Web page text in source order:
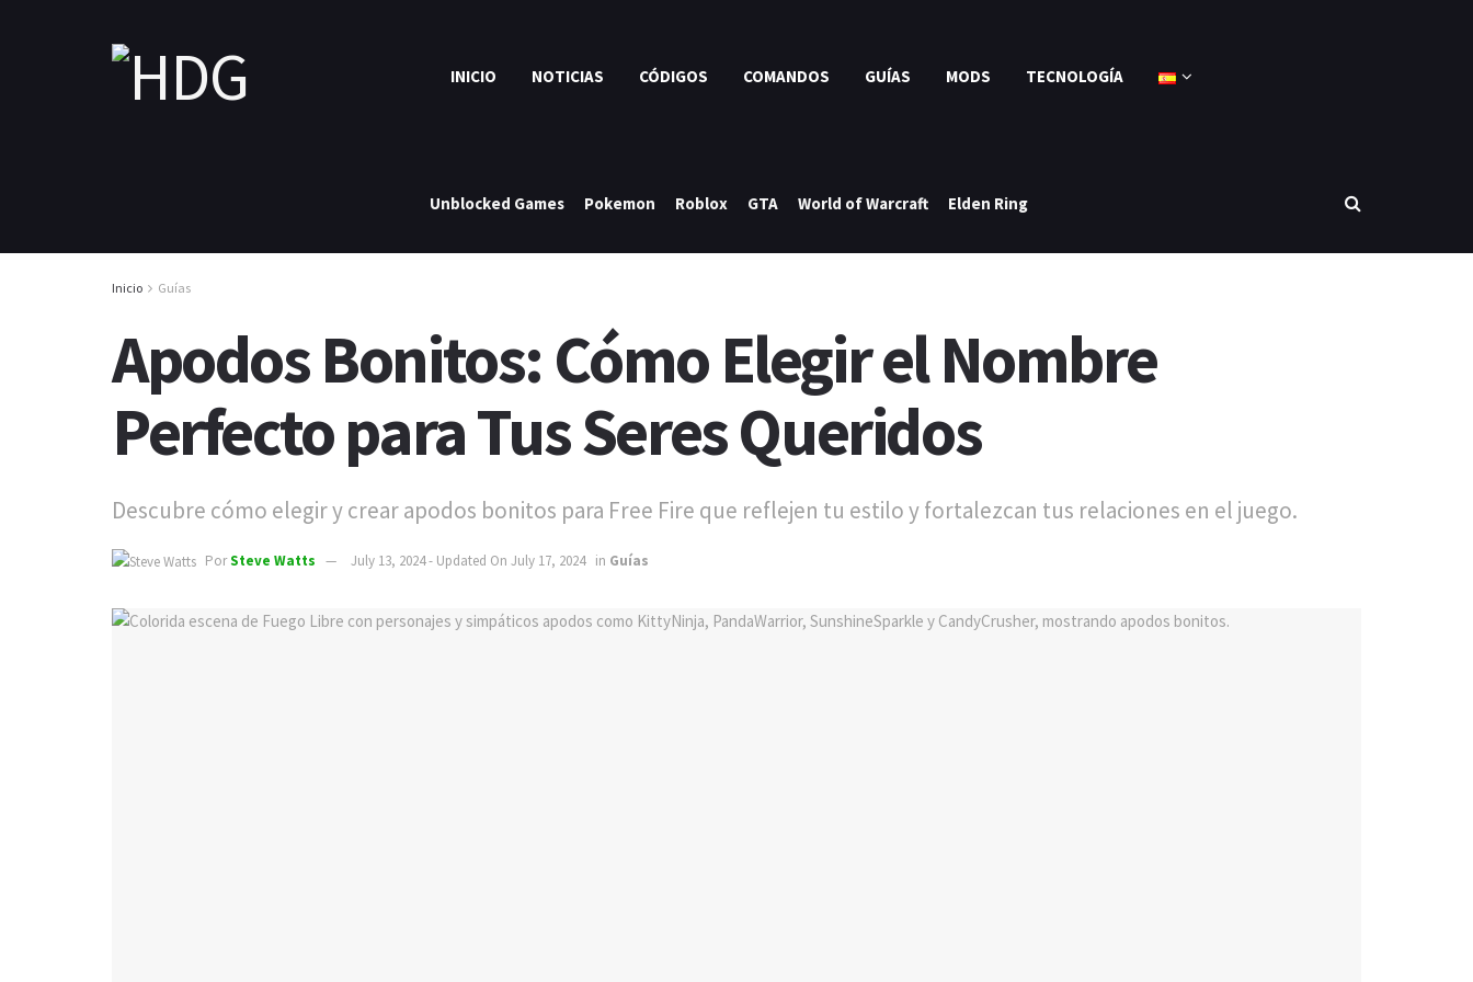
INICIO NOTICIAS CÓDIGOS COMANDOS GUÍAS MODS TECNOLOGÍA
Unblocked Games Pokemon Roblox GTA World of Warcraft Elden Ring
Inicio Guías
Apodos Bonitos: Cómo Elegir el Nombre
Perfecto para Tus Seres Queridos
Descubre cómo elegir y crear apodos bonitos para Free Fire que reflejen tu estilo y fortalezcan tus relaciones en el juego.
PorSteve Watts July 13, 2024 - Updated On July 17, 2024 in Guías